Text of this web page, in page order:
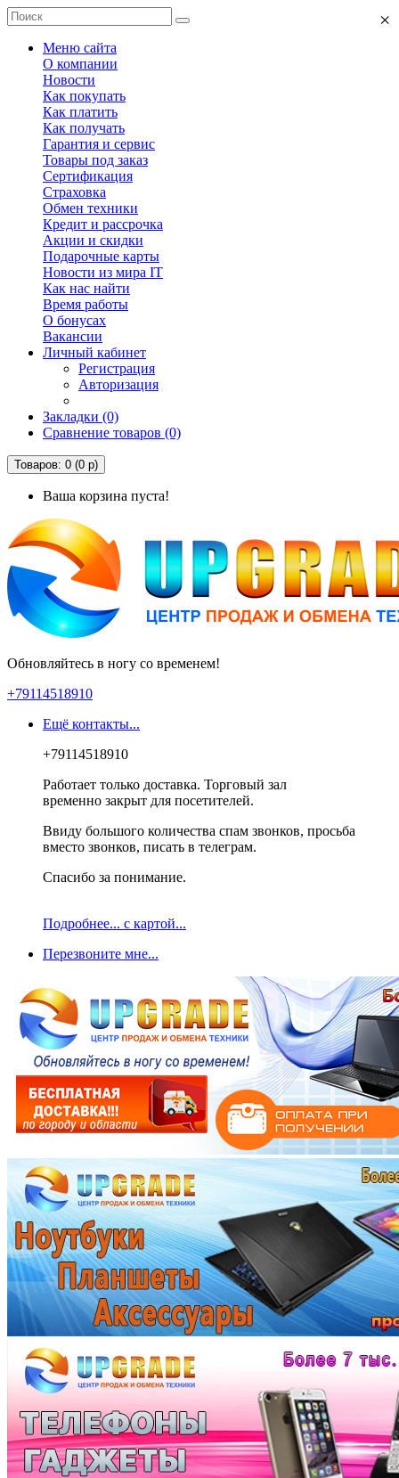
Меню сайта
О компании
Новости
Как покупать
Как платить
Как получать
Гарантия и сервис
Товары под заказ
Сертификация
Страховка
Обмен техники
Кредит и рассрочка
Акции и скидки
Подарочные карты
Новости из мира IT
Как нас найти
Время работы
О бонусах
Вакансии
Личный кабинет
Регистрация
Авторизация
Закладки (0)
Сравнение товаров (0)
Товаров: 0 (0 р)
Ваша корзина пуста!
Обновляйтесь в ногу со временем!
+79114518910
Ещё контакты...
×
+79114518910
Работает только доставка. Торговый зал
временно закрыт для посетителей.
Ввиду большого количества спам звонков, просьба
вместо звонков, писать в телеграм.
Спасибо за понимание.
Подробнее... с картой...
Перезвоните мне...